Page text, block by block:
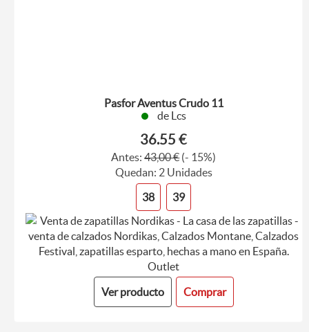
Pasfor Aventus Crudo 11
de Lcs
36.55 €
Antes:43,00 €(- 15%)
Quedan: 2 Unidades
38
39
Ver producto Comprar